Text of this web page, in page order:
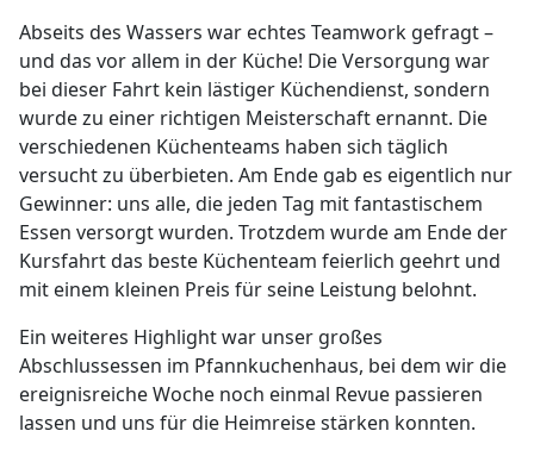
Abseits des Wassers war echtes Teamwork gefragt –
und das vor allem in der Küche! Die Versorgung war
bei dieser Fahrt kein lästiger Küchendienst, sondern
wurde zu einer richtigen Meisterschaft ernannt. Die
verschiedenen Küchenteams haben sich täglich
versucht zu überbieten. Am Ende gab es eigentlich nur
Gewinner: uns alle, die jeden Tag mit fantastischem
Essen versorgt wurden. Trotzdem wurde am Ende der
Kursfahrt das beste Küchenteam feierlich geehrt und
mit einem kleinen Preis für seine Leistung belohnt.
Ein weiteres Highlight war unser großes
Abschlussessen im Pfannkuchenhaus, bei dem wir die
ereignisreiche Woche noch einmal Revue passieren
lassen und uns für die Heimreise stärken konnten.